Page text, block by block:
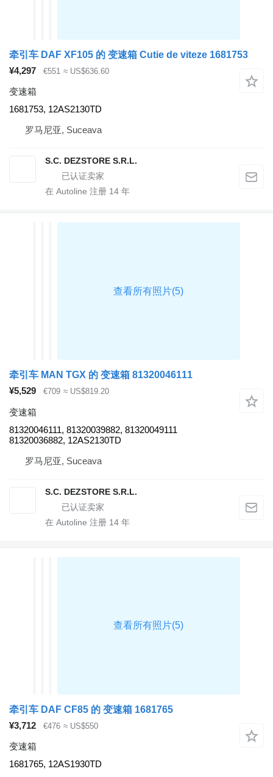
牵引车 DAF XF105 的 变速箱 Cutie de viteze 1681753
¥4,297
€551 ≈ US$636.60
变速箱
1681753, 12AS2130TD
罗马尼亚, Suceava
S.C. DEZSTORE S.R.L.
在 Autoline 注册 14 年
牵引车 MAN TGX 的 变速箱 81320046111
¥5,529
€709 ≈ US$819.20
变速箱
81320046111, 81320039882, 81320049111
81320036882, 12AS2130TD
罗马尼亚, Suceava
S.C. DEZSTORE S.R.L.
在 Autoline 注册 14 年
牵引车 DAF CF85 的 变速箱 1681765
¥3,712
€476 ≈ US$550
变速箱
1681765, 12AS1930TD